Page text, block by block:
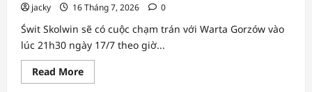
jacky 16 Tháng 7, 2026 0
Świt Skolwin sẽ có cuộc chạm trán với Warta Gorzów vào
lúc 21h30 ngày 17/7 theo giờ...
Read MoreRead
more